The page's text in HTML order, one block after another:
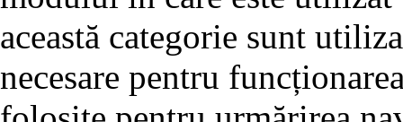
această categorie sunt
necesare pentru